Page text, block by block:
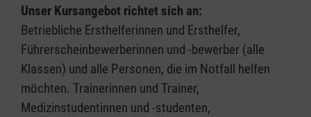
Unser Kursangebot richtet sich an:
Betriebliche Ersthelferinnen und Ersthelfer,
Führerscheinbewerberinnen und -bewerber (alle
Klassen) und alle Personen, die im Notfall helfen
möchten. Trainerinnen und Trainer,
Medizinstudentinnen und -studenten,